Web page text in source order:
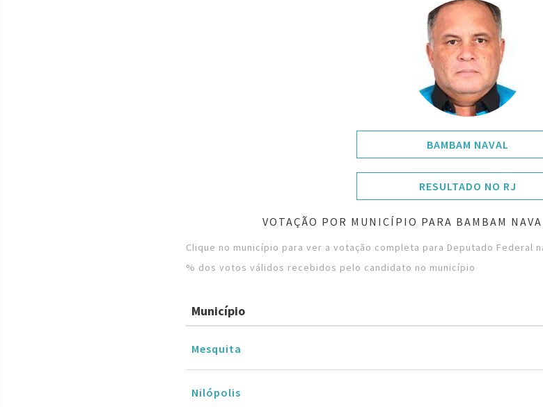
BAMBAM NAVAL
RESULTADO NO RJ
VOTAÇÃO POR MUNICÍPIO PARA BAMBAM
Clique no município para ver a votação completa para Deputado Federal
% dos votos válidos recebidos pelo candidato no município
Município
Mesquita
Nilópolis